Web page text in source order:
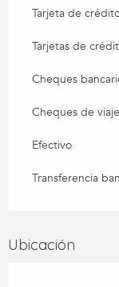
Tarjeta de
Tarjetas de
Cheques
Cheques de viaje
Efectivo
Transferencia
Ubicación